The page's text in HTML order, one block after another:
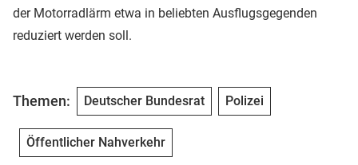
der Motorradlärm etwa in beliebten Ausflugsgegenden
reduziert werden soll.
Themen: Deutscher Bundesrat Polizei
Öffentlicher Nahverkehr